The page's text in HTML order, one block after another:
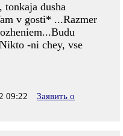
tonkaja dusha
v gosti* ...Razmer
-ni chey, vse
09:22
Заявить о